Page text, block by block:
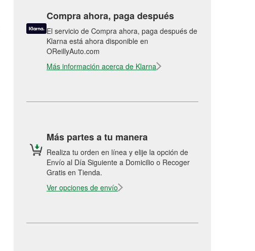
Compra ahora, paga después
El servicio de Compra ahora, paga después de
Klarna está ahora disponible en
OReillyAuto.com
Más información acerca de Klarna
Más partes a tu manera
Realiza tu orden en línea y elije la opción de
Envío al Día Siguiente a Domicilio o Recoger
Gratis en Tienda.
Ver opciones de envío